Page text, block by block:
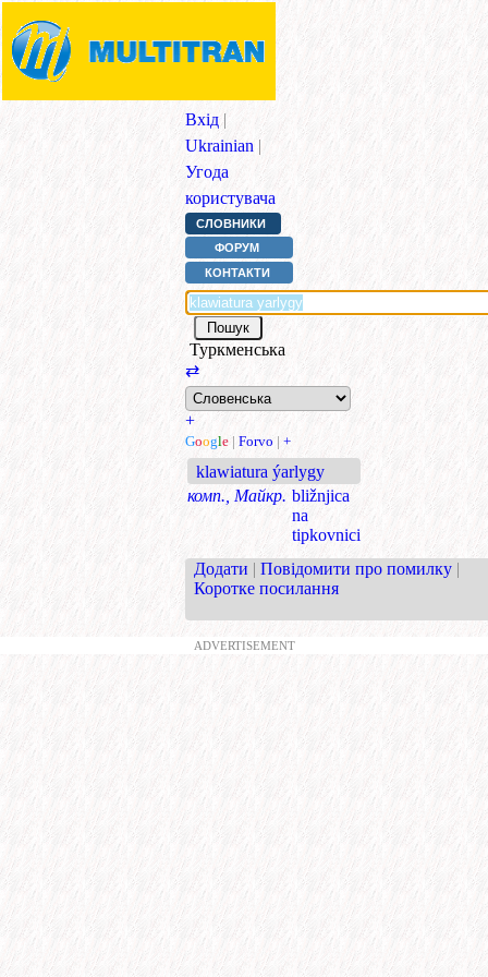
Вхід |
Ukrainian |
Угода
користувача
СЛОВНИКИ
ФОРУМ
КОНТАКТИ
Туркменська
⇄
+
Google | Forvo | +
klawiatura ýarlygy
комп., Майкр. bližnjica
na
tipkovnici
Додати | Повідомити про помилку |
Коротке посилання
ADVERTISEMENT